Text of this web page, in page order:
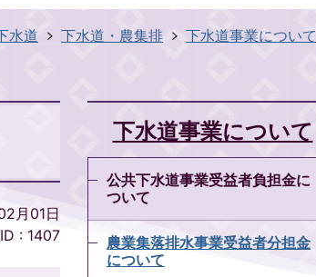
水道 下水道・農集排
下水道事業について
月01日
: 1407
下水道事業について
公共下水道事業受益者負担金に
ついて
農業集落排水事業受益者分担金
について